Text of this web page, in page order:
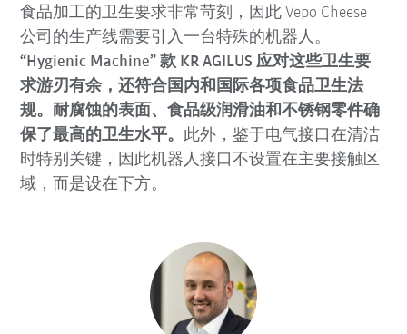
食品加工的卫生要求非常苛刻，因此 Vepo Cheese
公司的生产线需要引入一台特殊的机器人。
“Hygienic Machine” 款 KR AGILUS 应对这些卫生要
求游刃有余，还符合国内和国际各项食品卫生法
规。耐腐蚀的表面、食品级润滑油和不锈钢零件确
保了最高的卫生水平。此外，鉴于电气接口在清洁
时特别关键，因此机器人接口不设置在主要接触区
域，而是设在下方。